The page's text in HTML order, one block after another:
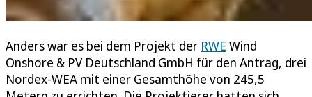
Anders war es bei dem Projekt der RWE Wind
Onshore & PV Deutschland GmbH für den Antrag, drei
Nordex-WEA mit einer Gesamthöhe von 245,5